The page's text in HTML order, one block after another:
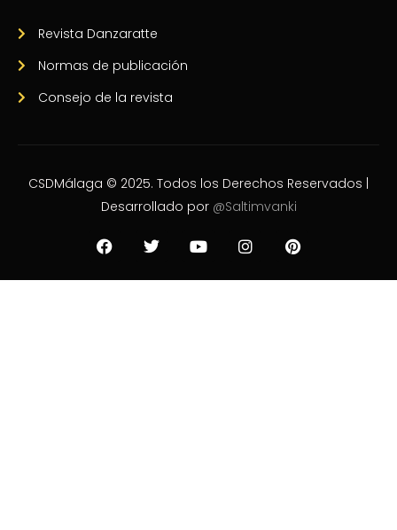
Revista Danzaratte
Normas de publicación
Consejo de la revista
CSDMálaga © 2025. Todos los Derechos Reservados |
Desarrollado por @Saltimvanki